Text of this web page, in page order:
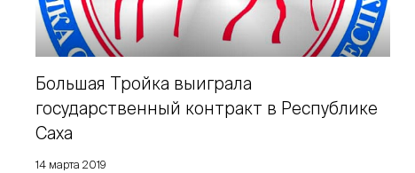
14 марта 2019
Большая Тройка выиграла
государственный контракт в Республике
Саха